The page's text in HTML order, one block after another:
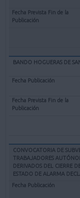
BANDO HOGUERAS DE
CONVOCATORIA DE
TRABAJADORES
DERIVADOS DEL CIERRE
ESTADO DE ALARMA